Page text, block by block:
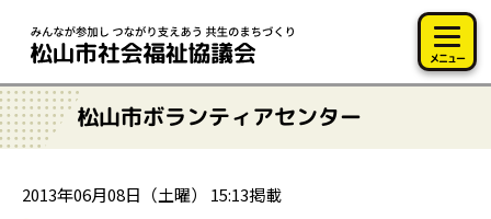
メニュー
松山市ボランティアセンター
2013年06月08日（土曜） 15:13掲載